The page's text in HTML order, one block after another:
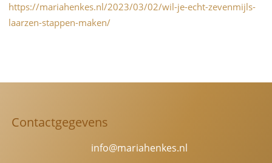
https://mariahenkes.nl/2023/03/02/wil-je-echt-zevenmijls-
laarzen-stappen-maken/
Contactgegevens
info@mariahenkes.nl